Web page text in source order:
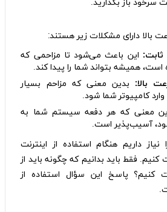
سرخود باز بگذارید.
بالا دارای مشکلات زیر هستند:
این باعث می‌شود تا مزاحمی که
همیشه بتواند شما را پیدا کند.
بالا: بدین معنی که مزاحم بسیار
کامپیوتر شما شود.
معنی که هر دفعه سیستم شما به
آسیب‌پذیر است.
داریم هنگام استفاده از اینترنت
فقط باید بدانیم که چگونه باید از
کنیم؟ پاسخ این سؤال استفاده از